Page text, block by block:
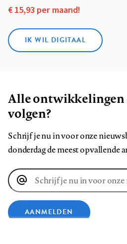
€ 15,93 per maand!
IK WIL DIGITAAL
Alle ontwikkelingen
volgen?
Schrijf je nu in voor onze
donderdag de meest opvallende
E-
mailadres
AANMELDEN